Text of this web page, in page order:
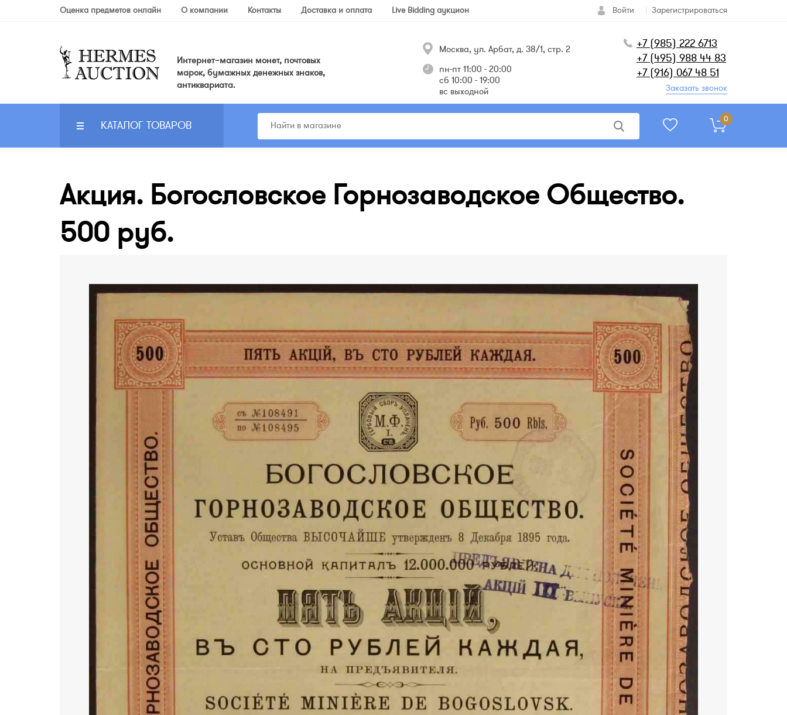
Оценка предметов онлайн О компании Контакты Доставка и оплата Live Bidding аукцион Зарегистрироваться
Войти
Интернет–магазин монет, почтовых
марок, бумажных денежных знаков,
антиквариата.
Москва, ул. Арбат, д. 38/1, стр. 2
пн-пт 11:00 - 20:00
сб 10:00 - 19:00
вс выходной
+7 (985) 222 6713
+7 (495) 988 44 83
+7 (916) 067 48 51
Заказать звонок
КАТАЛОГ ТОВАРОВ 0
Акция. Богословское Горнозаводское Общество.
500 руб.